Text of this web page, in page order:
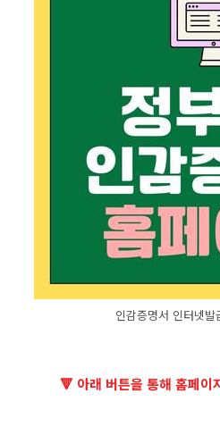
인감증명서 인터넷
🔻 아래 버튼을 통해 홈페이